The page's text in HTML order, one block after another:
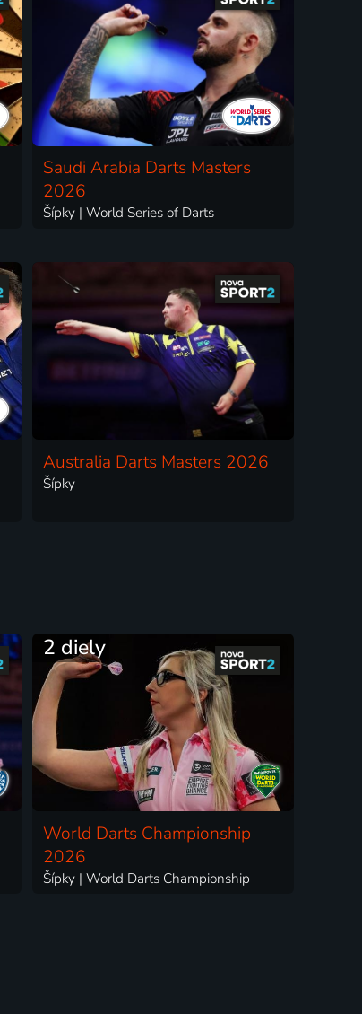
Saudi Arabia Darts Masters
2026
Šípky | World Series of Darts
Australia Darts Masters 2026
Šípky
2 diely
World Darts Championship
2026
Šípky | World Darts Championship